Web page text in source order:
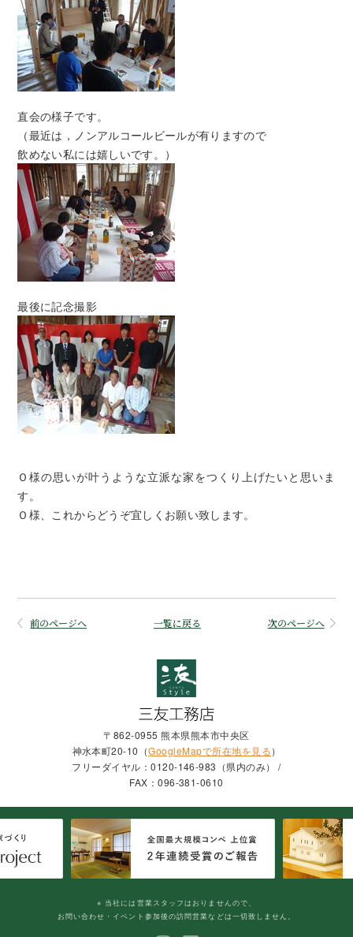
直会の様子です。
（最近は，ノンアルコールビールが有りますので
飲めない私には嬉しいです。）
最後に記念撮影
Ｏ様の思いが叶うような立派な家をつくり上げたいと思いま
す。
Ｏ様、これからどうぞ宜しくお願い致します。
前のページへ 一覧に戻る 次のページへ
〒862-0955 熊本県熊本市中央区
神水本町20-10（GoogleMapで所在地を見る）
フリーダイヤル：0120-146-983（県内のみ） /
FAX：096-381-0610
※ 当社には営業スタッフはおりませんので、
お問い合わせ・イベント参加後の訪問営業などは一切致しません。